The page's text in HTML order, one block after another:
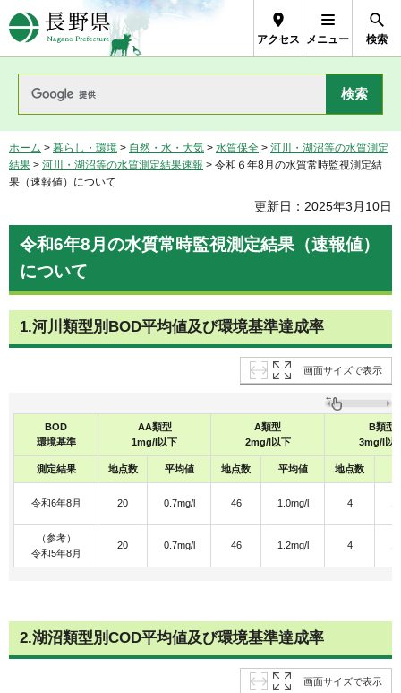
長野県Nagano Prefecture
アクセス メニュー 検索
ホーム > 暮らし・環境 > 自然・水・大気 > 水質保全 > 河川・湖沼等の水質測定
結果 > 河川・湖沼等の水質測定結果速報 > 令和６年8月の水質常時監視測定結
果（速報値）について
更新日：2025年3月10日
令和6年8月の水質常時監視測定結果（速報値）
について
1.河川類型別BOD平均値及び環境基準達成率
画面サイズで表示
BOD
環境基準
AA類型
1mg/l以下
A類型
2mg/l以下
B類型
3mg/l以
測定結果 地点数 平均値 地点数 平均値 地点数
令和6年8月 20 0.7mg/l 46 1.0mg/l 4
（参考）
令和5年8月
20 0.7mg/l 46 1.2mg/l 4
2.湖沼類型別COD平均値及び環境基準達成率
画面サイズで表示